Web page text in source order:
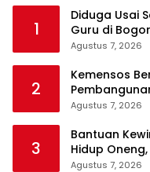
1
Diduga Usai
Guru di
Agustus 7, 2026
2
Kemensos
Agustus 7, 2026
3
Bantuan
Hidup
Agustus 7, 2026